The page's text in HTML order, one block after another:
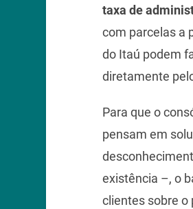
taxa de
com parcelas a
do Itaú podem
diretamente
Para que o
pensam em
existência –, o
clientes sobre o